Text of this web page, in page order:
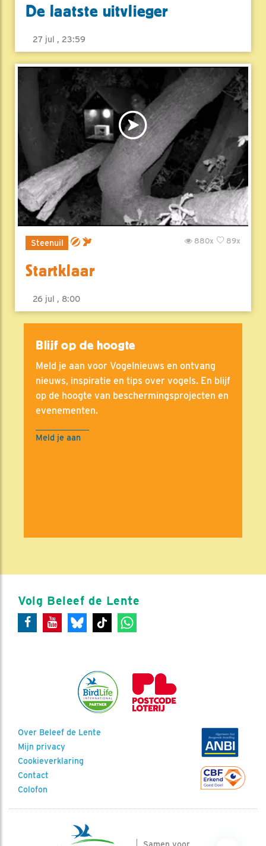
De laatste uitvlieger
27 jul , 23:59
Steenuil 89x
880x
Startklaar
26 jul , 8:00
Blijf op de hoogte
Meld je aan voor Vogelnieuws en ontvang
nieuws, inspiratie en tips over vogels. En blijf
op de hoogte van beschermingsprojecten en
evenementen.
Meld je aan
Volg Beleef de Lente
Over Beleef de Lente
Mijn privacy
Cookieverklaring
Contact
Colofon